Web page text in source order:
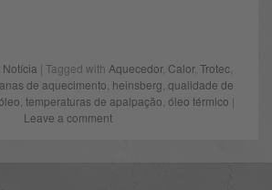
Notícia | Tagged with Aquecedor, Calor, Trotec,
de aquecimento heinsberg qualidade de
temperaturas de apalpação óleo térmico |
Leave a comment